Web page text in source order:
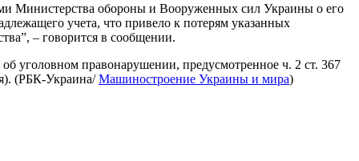
Министерства обороны и Вооруженных сил Украины о его
учета, что привело к потерям указанных
– говорится в сообщении.
уголовном правонарушении, предусмотренное ч. 2 ст. 367
(РБК-Украина/Машиностроение Украины и мира)